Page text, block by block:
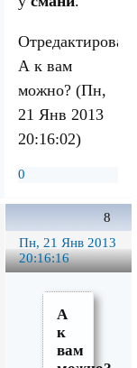
А к вам
можно? (Пн,
21 Янв 2013
20:16:02)
0
8
Пн, 21 Янв 2013
20:16:16
А
к
вам